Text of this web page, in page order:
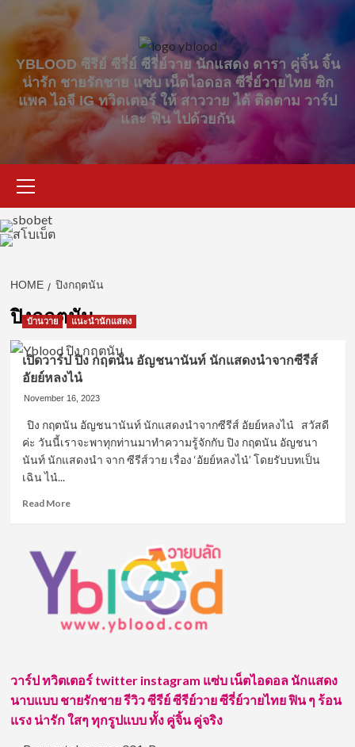
content
YBLOOD ซีรีย์ ซีรี่ย์ ซีรี่ย์วาย นักแสดง ดารา คู่จิ้น จิ้น
น่ารัก ชายรักชาย แซ่บ เน็ตไอดอล ซีรี่ย์วายไทย ซิก
แพค ไอจี IG ทวิตเตอร์ ให้ สาววาย ได้ ติดตาม วาร์ป
และ ฟิน ไปด้วยกัน
Menu
HOME ปิงกฤตนัน
ปิงกฤตนัน
บ้านวาย แนะนำนักแสดง
เปิดวาร์ป ปิง กฤตนัน อัญชนานันท์ นักแสดงนำจากซีรีส์
อัยย์หลงไน๋
November 16, 2023
ปิง กฤตนัน อัญชนานันท์ นักแสดงนำจากซีรีส์ อัยย์หลงไน๋ สวัสดี
ค่ะ วันนี้เราจะพาทุกท่านมาทำความรู้จักกับ ปิง กฤตนัน อัญชนา
นันท์ นักแสดงนำ จาก ซีรีส์วาย เรื่อง ‘อัยย์หลงไน๋’ โดยรับบทเป็น
เฉิน ไน๋...
Read MoreRead
วาร์
ปิง
ฤต
นันท์
นัก
แสดง
นำ
วาร์ป ทวิตเตอร์ twitter instagram แซ่บ เน็ตไอดอล นักแสดง
นาบแบบ ชายรักชาย รีวิว ซีรีย์ ซีรีย์วาย ซีรี่ย์วายไทย ฟิน ๆ ร้อน
แรง น่ารัก ใสๆ ทุกรูปแบบ ทั้ง คู่จิ้น คู่จริง